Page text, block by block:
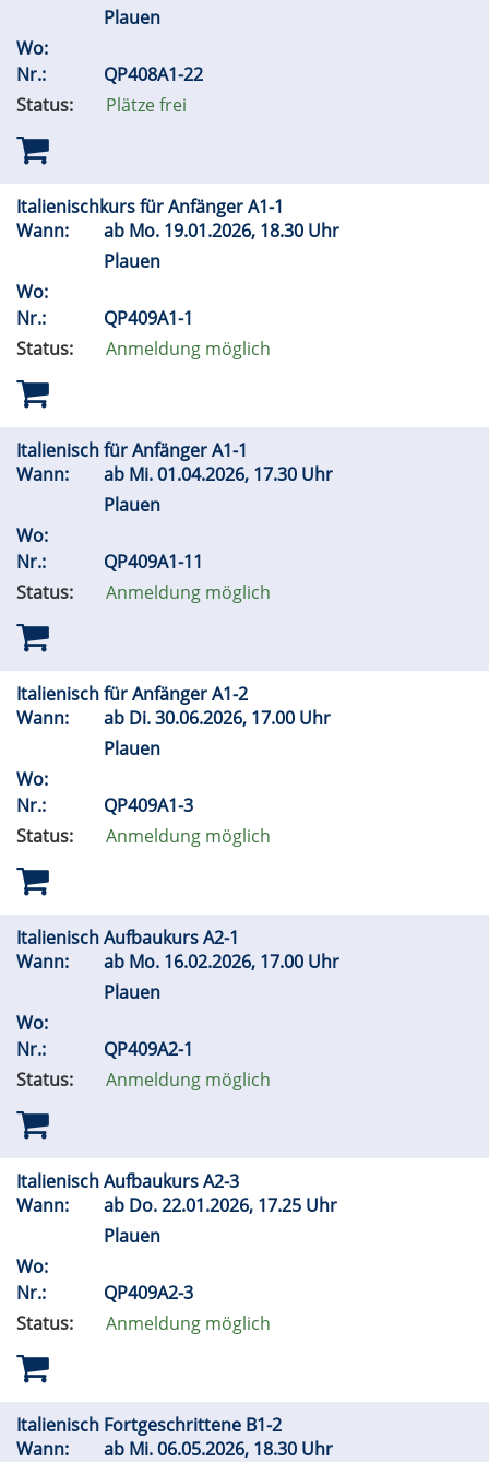
Plauen
Wo:
Nr.:
QP408A1-22
Status:
Plätze frei
Italienischkurs für Anfänger A1-1
Wann:
ab Mo. 19.01.2026, 18.30 Uhr
Plauen
Wo:
Nr.:
QP409A1-1
Status:
Anmeldung möglich
Italienisch für Anfänger A1-1
Wann:
ab Mi.01.04.2026, 17.30 Uhr
Plauen
Wo:
Nr.:
QP409A1-11
Status:
Anmeldung möglich
Italienisch für Anfänger A1-2
Wann:
ab Di.30.06.2026, 17.00 Uhr
Plauen
Wo:
Nr.:
QP409A1-3
Status:
Anmeldung möglich
Italienisch Aufbaukurs A2-1
Wann:
ab Mo. 16.02.2026, 17.00 Uhr
Plauen
Wo:
Nr.:
QP409A2-1
Status:
Anmeldung möglich
Italienisch Aufbaukurs A2-3
Wann:
ab Do.22.01.2026, 17.25 Uhr
Plauen
Wo:
Nr.:
QP409A2-3
Status:
Anmeldung möglich
Italienisch Fortgeschrittene B1-2
Wann:
ab Mi.06.05.2026, 18.30 Uhr